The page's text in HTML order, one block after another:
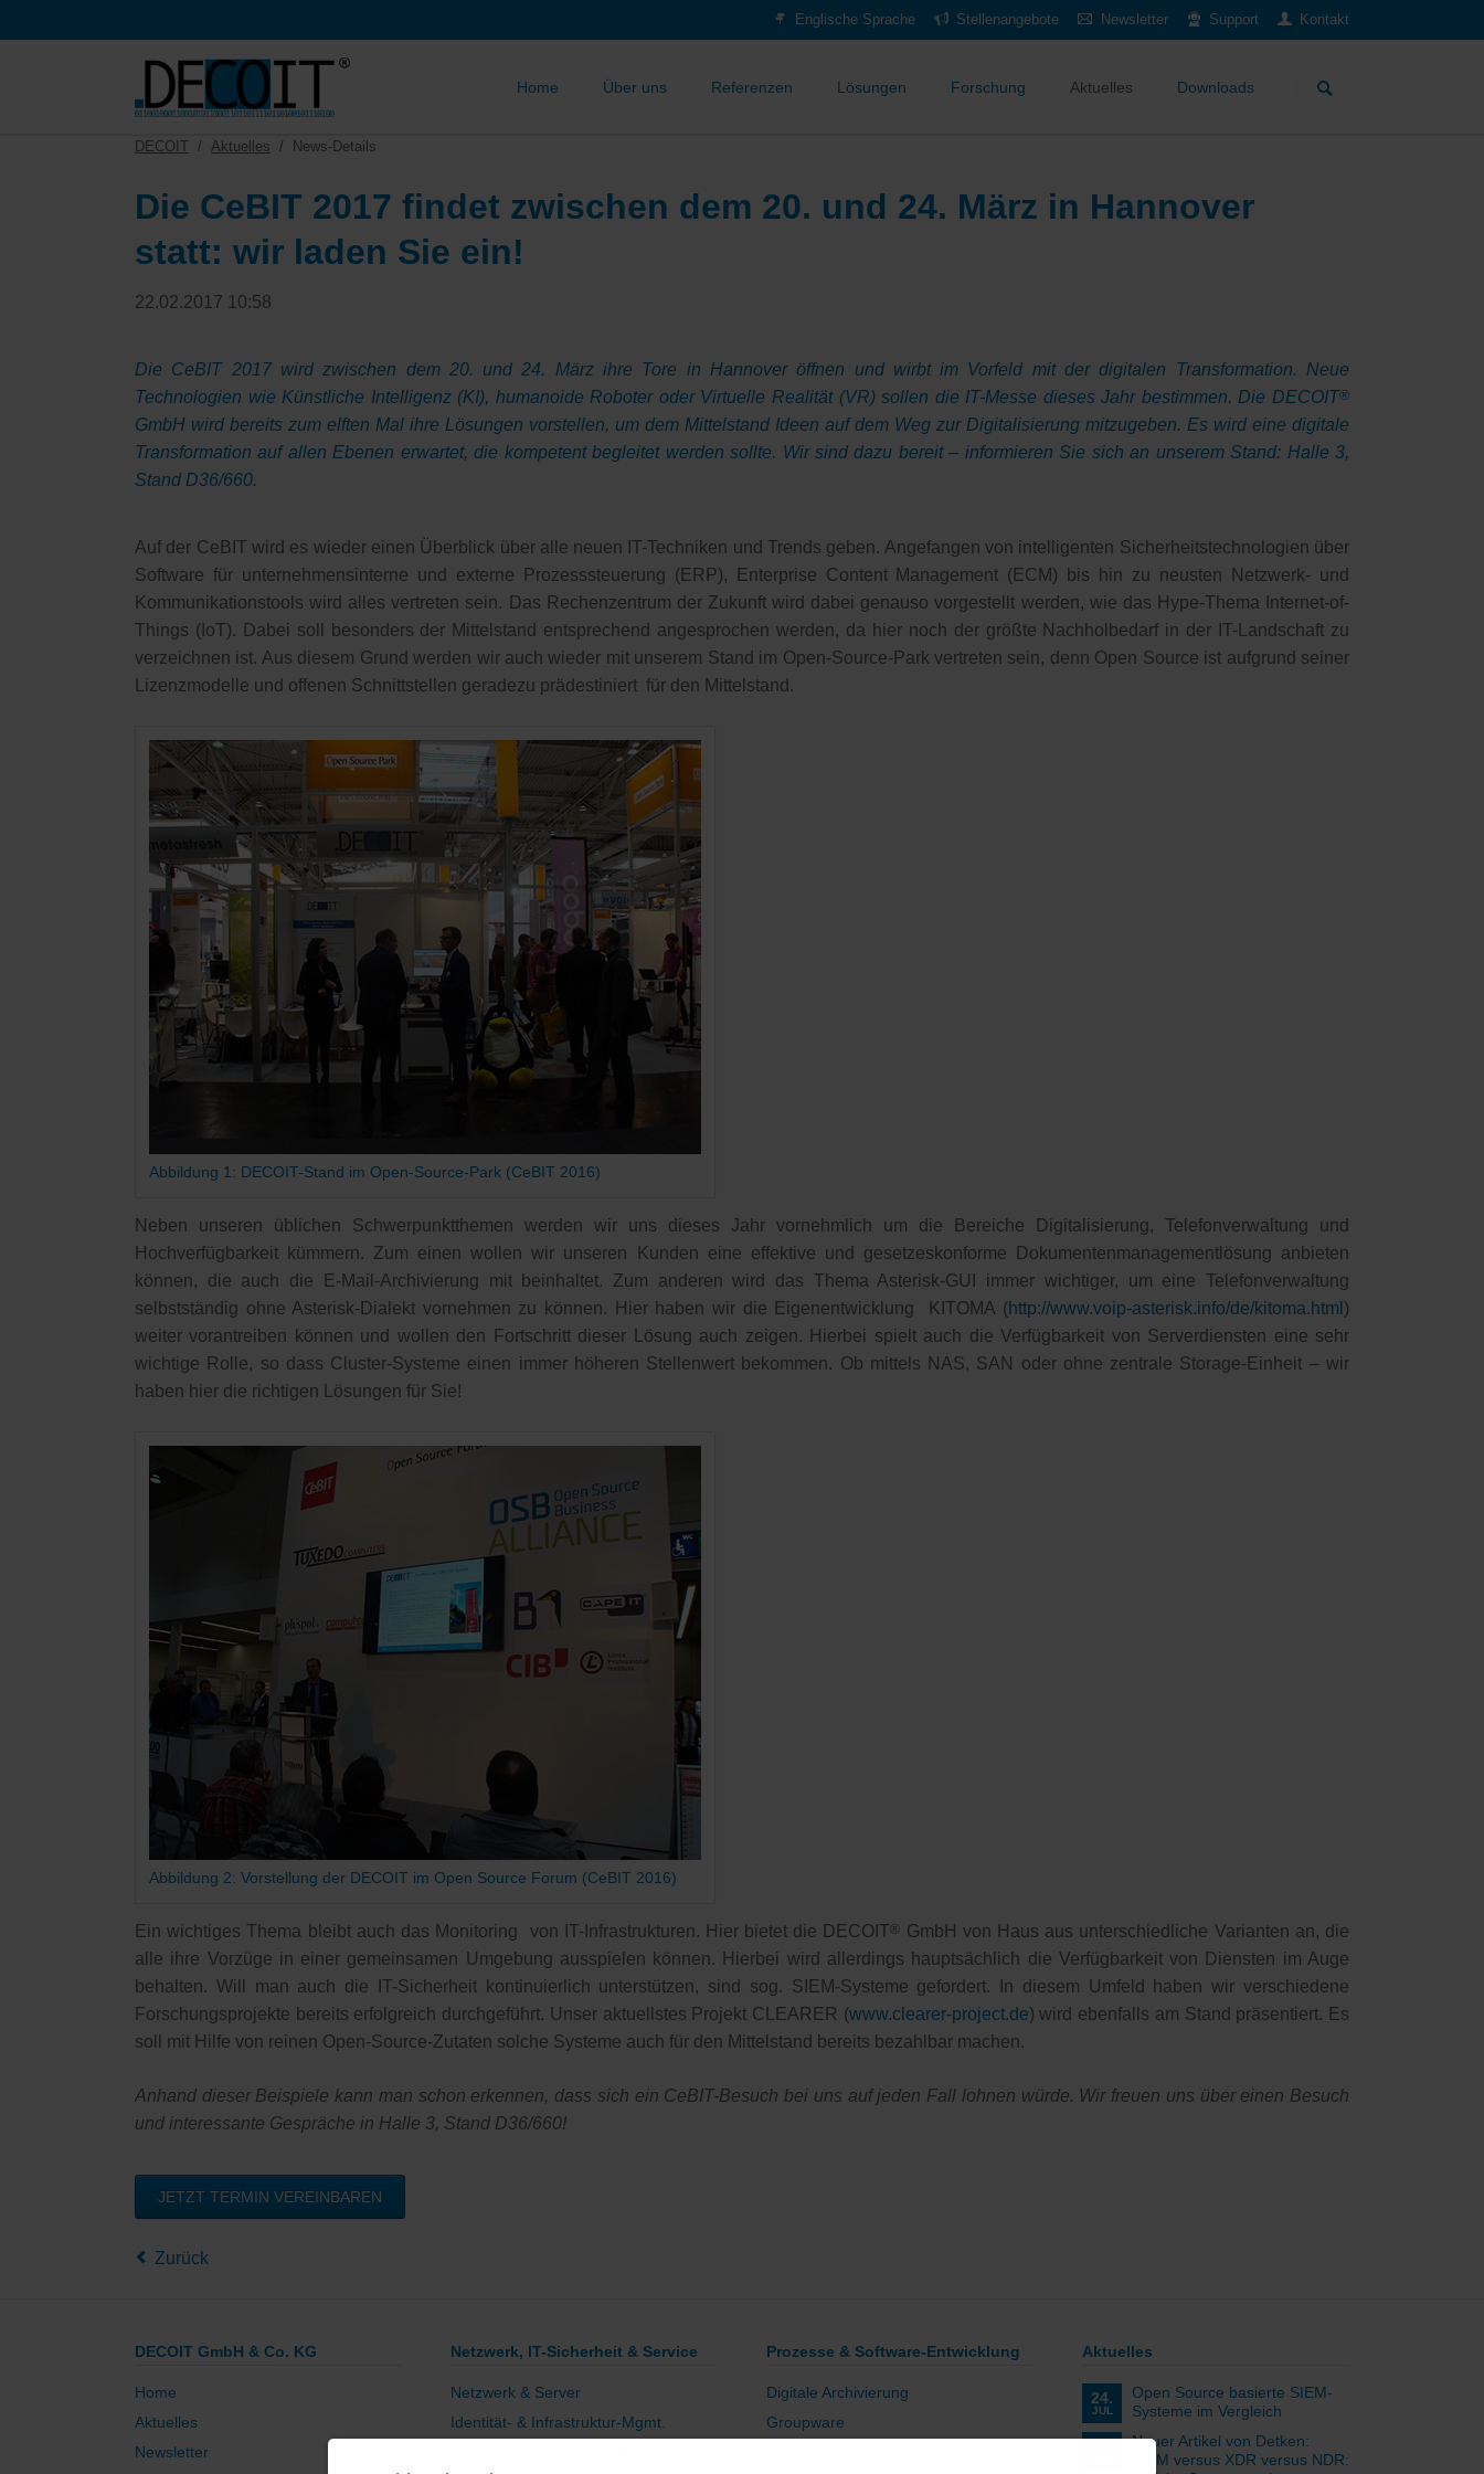
Englische Sprache Stellenangebote Newsletter Support Kontakt
überspringen
Home Über uns Referenzen Lösungen Forschung Aktuelles Downloads
DECOIT Aktuelles News-Details
Die CeBIT 2017 findet zwischen dem 20. und 24. März in Hannover
statt: wir laden Sie ein!
22.02.2017 10:58
Die CeBIT 2017 wird zwischen dem 20. und 24. März ihre Tore in Hannover öffnen und wirbt im Vorfeld mit der digitalen Transformation. Neue
Technologien wie Künstliche Intelligenz (KI), humanoide Roboter oder Virtuelle Realität (VR) sollen die IT-Messe dieses Jahr bestimmen. Die DECOIT®
GmbH wird bereits zum elften Mal ihre Lösungen vorstellen, um dem Mittelstand Ideen auf dem Weg zur Digitalisierung mitzugeben. Es wird eine digitale
Transformation auf allen Ebenen erwartet, die kompetent begleitet werden sollte. Wir sind dazu bereit – informieren Sie sich an unserem Stand: Halle 3,
Stand D36/660.
Auf der CeBIT wird es wieder einen Überblick über alle neuen IT-Techniken und Trends geben. Angefangen von intelligenten Sicherheitstechnologien über
Software für unternehmensinterne und externe Prozesssteuerung (ERP), Enterprise Content Management (ECM) bis hin zu neusten Netzwerk- und
Kommunikationstools wird alles vertreten sein. Das Rechenzentrum der Zukunft wird dabei genauso vorgestellt werden, wie das Hype-Thema Internet-of-
Things (IoT). Dabei soll besonders der Mittelstand entsprechend angesprochen werden, da hier noch der größte Nachholbedarf in der IT-Landschaft zu
verzeichnen ist. Aus diesem Grund werden wir auch wieder mit unserem Stand im Open-Source-Park vertreten sein, denn Open Source ist aufgrund seiner
Lizenzmodelle und offenen Schnittstellen geradezu prädestiniert für den Mittelstand.
Abbildung 1: DECOIT-Stand im Open-Source-Park (CeBIT 2016)
Neben unseren üblichen Schwerpunktthemen werden wir uns dieses Jahr vornehmlich um die Bereiche Digitalisierung, Telefonverwaltung und
Hochverfügbarkeit kümmern. Zum einen wollen wir unseren Kunden eine effektive und gesetzeskonforme Dokumentenmanagementlösung anbieten
können, die auch die E-Mail-Archivierung mit beinhaltet. Zum anderen wird das Thema Asterisk-GUI immer wichtiger, um eine Telefonverwaltung
selbstständig ohne Asterisk-Dialekt vornehmen zu können. Hier haben wir die Eigenentwicklung KITOMA (http://www.voip-asterisk.info/de/kitoma.html )
weiter vorantreiben können und wollen den Fortschritt dieser Lösung auch zeigen. Hierbei spielt auch die Verfügbarkeit von Serverdiensten eine sehr
wichtige Rolle, so dass Cluster-Systeme einen immer höheren Stellenwert bekommen. Ob mittels NAS, SAN oder ohne zentrale Storage-Einheit – wir
haben hier die richtigen Lösungen für Sie!
Abbildung 2: Vorstellung der DECOIT im Open Source Forum (CeBIT 2016)
Ein wichtiges Thema bleibt auch das Monitoring von IT-Infrastrukturen. Hier bietet die DECOIT ®
GmbH von Haus aus unterschiedliche Varianten an, die
alle ihre Vorzüge in einer gemeinsamen Umgebung ausspielen können. Hierbei wird allerdings hauptsächlich die Verfügbarkeit von Diensten im Auge
behalten. Will man auch die IT-Sicherheit kontinuierlich unterstützen, sind sog. SIEM-Systeme gefordert. In diesem Umfeld haben wir verschiedene
Forschungsprojekte bereits erfolgreich durchgeführt. Unser aktuellstes Projekt CLEARER (www.clearer-project.de) wird ebenfalls am Stand präsentiert. Es
soll mit Hilfe von reinen Open-Source-Zutaten solche Systeme auch für den Mittelstand bereits bezahlbar machen.
Anhand dieser Beispiele kann man schon erkennen, dass sich ein CeBIT-Besuch bei uns auf jeden Fall lohnen würde. Wir freuen uns über einen Besuch
und interessante Gespräche in Halle 3, Stand D36/660!
JETZT TERMIN VEREINBAREN
Zurück
DECOIT GmbH & Co. KG
Home
Aktuelles
Newsletter
Netzwerk, IT-Sicherheit & Service
Netzwerk & Server
Identität- & Infrastruktur-Mgmt.
Prozesse & Software-Entwicklung
Digitale Archivierung
Groupware
Aktuelles
24.
JUL
Open Source basierte SIEM-
Systeme im Vergleich
Neuer Artikel von Detken:
SIEM versus XDR versus NDR: